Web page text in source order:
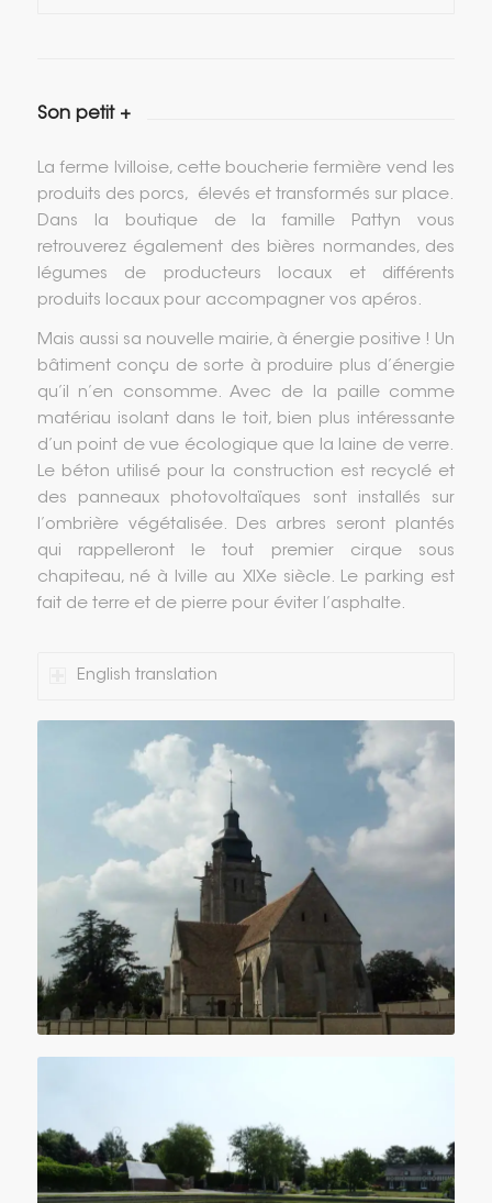
Son petit +
La ferme Ivilloise, cette boucherie fermière vend les
produits des porcs, élevés et transformés sur place.
Dans la boutique de la famille Pattyn vous
retrouverez également des bières normandes, des
légumes de producteurs locaux et différents
produits locaux pour accompagner vos apéros.
Mais aussi sa nouvelle mairie, à énergie positive ! Un
bâtiment conçu de sorte à produire plus d’énergie
qu’il n’en consomme. Avec de la paille comme
matériau isolant dans le toit, bien plus intéressante
d’un point de vue écologique que la laine de verre.
Le béton utilisé pour la construction est recyclé et
des panneaux photovoltaïques sont installés sur
l’ombrière végétalisée. Des arbres seront plantés
qui rappelleront le tout premier cirque sous
chapiteau, né à Iville au XIXe siècle. Le parking est
fait de terre et de pierre pour éviter l’asphalte.
English translation